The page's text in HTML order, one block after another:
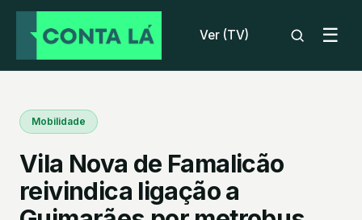
Ver (TV) ☰
Mobilidade
Vila Nova de Famalicão
reivindica ligação a